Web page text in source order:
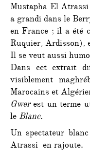
Mustapha El
a grandi dans le
en France ; il a été
Ruquier, Ardisson),
Il se veut aussi
Dans cet extrait
visiblement
Marocains et
Gwerest un terme
le Blanc.
Un spectateur
Atrassi en rajoute.